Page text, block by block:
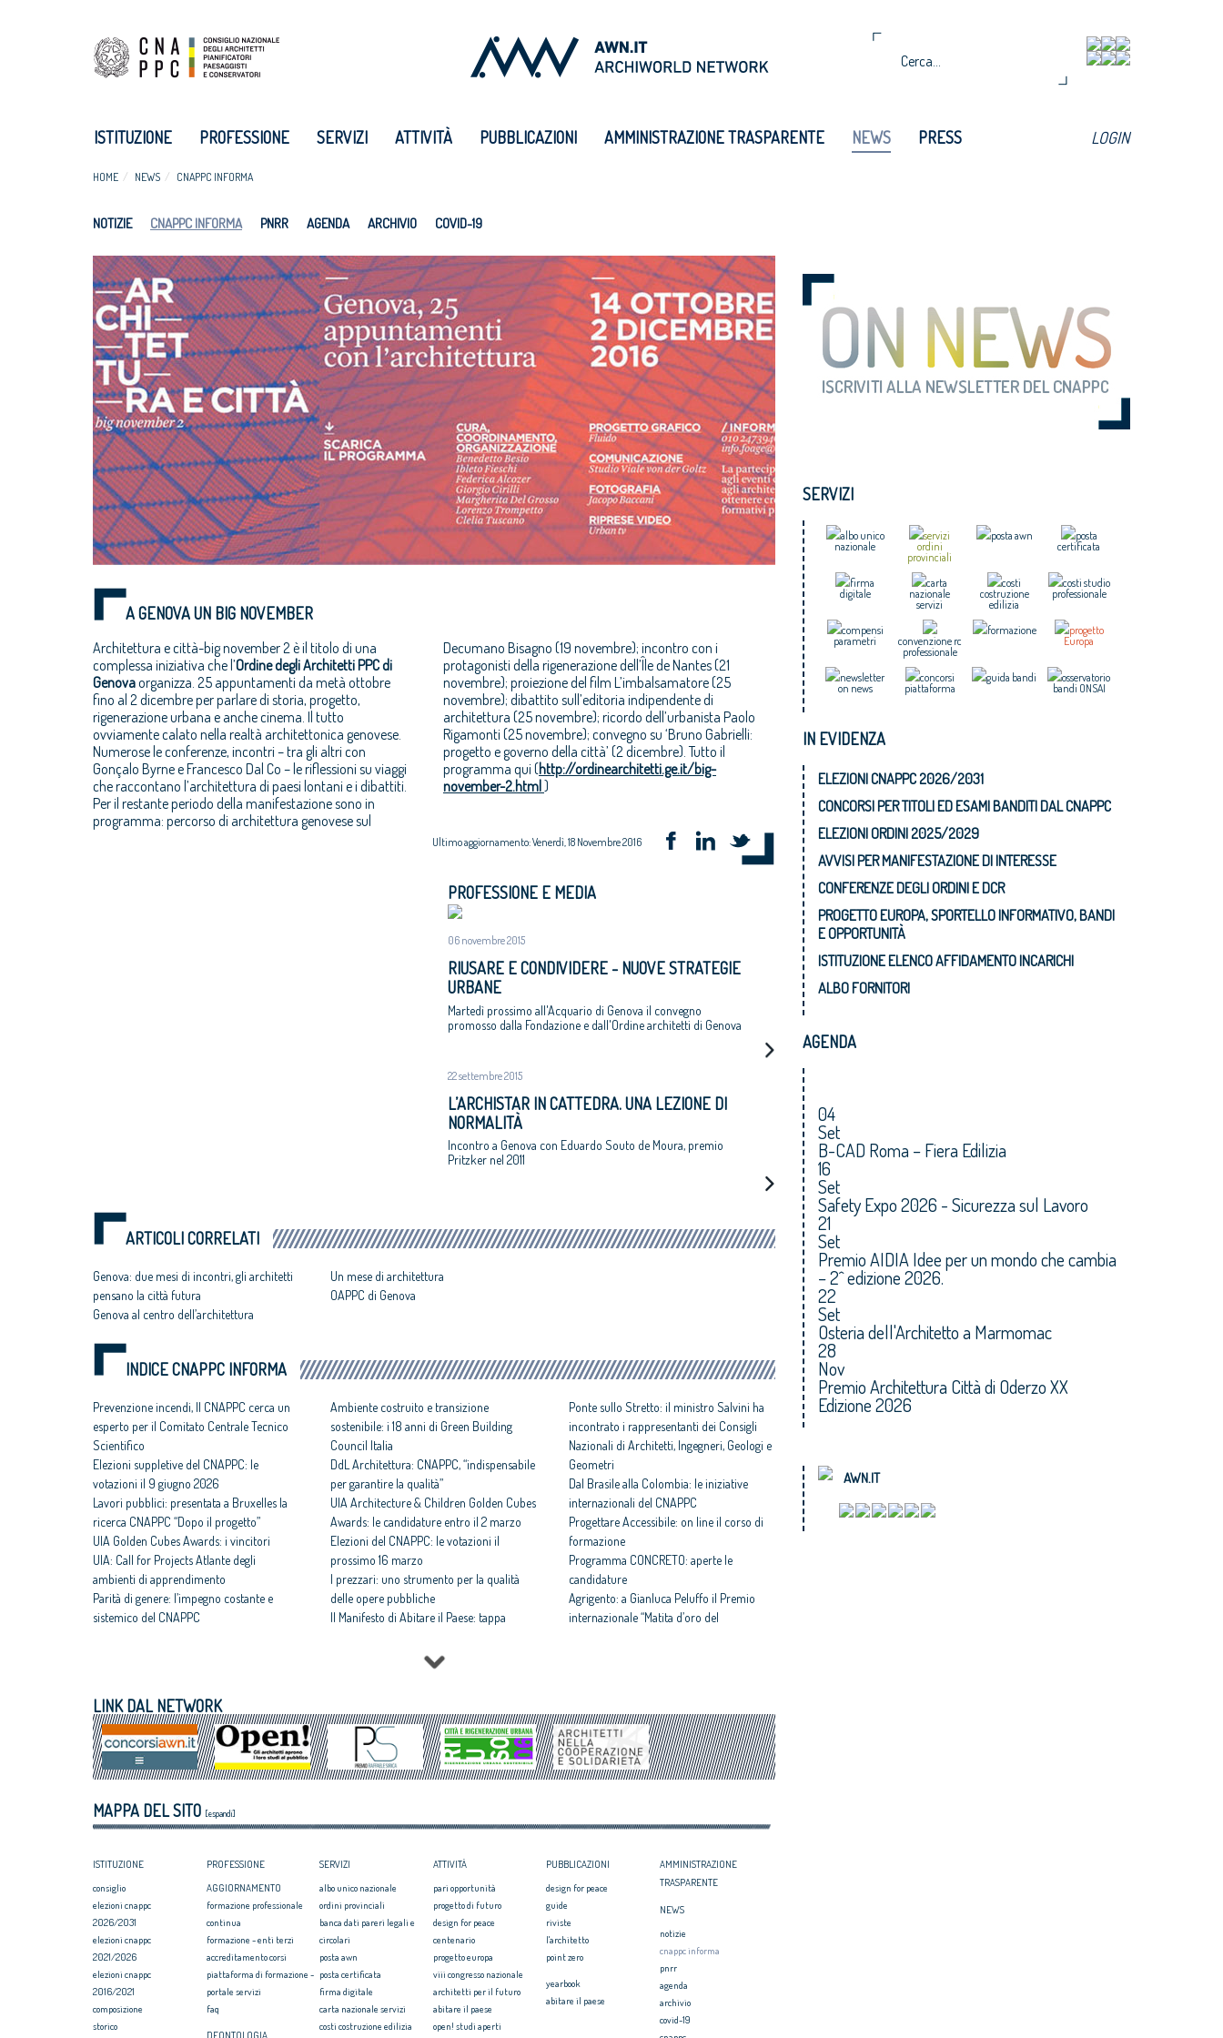
ISTITUZIONE PROFESSIONE SERVIZI ATTIVITÀ PUBBLICAZIONI AMMINISTRAZIONE TRASPARENTE NEWS PRESS LOGIN
HOME NEWS CNAPPC INFORMA
NOTIZIE CNAPPC INFORMA PNRR AGENDA ARCHIVIO COVID-19
A GENOVA UN BIG NOVEMBER
Architettura e città-big november 2 è il titolo di una
complessa iniziativa che l’Ordine degli Architetti PPC di
Genovaorganizza. 25 appuntamenti da metà ottobre
fino al 2 dicembre per parlare di storia, progetto,
rigenerazione urbana e anche cinema. Il tutto
ovviamente calato nella realtà architettonica genovese.
Numerose le conferenze, incontri – tra gli altri con
Gonçalo Byrne e Francesco Dal Co – le riflessioni su viaggi
che raccontano l’architettura di paesi lontani e i dibattiti.
Per il restante periodo della manifestazione sono in
programma: percorso di architettura genovese sul
Decumano Bisagno (19 novembre); incontro con i
protagonisti della rigenerazione dell’Île de Nantes (21
novembre); proiezione del film L’imbalsamatore (25
novembre); dibattito sull’editoria indipendente di
architettura (25 novembre); ricordo dell’urbanista Paolo
Rigamonti (25 novembre); convegno su ‘Bruno Gabrielli:
progetto e governo della città’ (2 dicembre). Tutto il
programma qui (http://ordinearchitetti.ge.it/big-
november-2.html)
Ultimo aggiornamento: Venerdì, 18 Novembre 2016
PROFESSIONE E MEDIA
06 novembre 2015
RIUSARE E CONDIVIDERE - NUOVE STRATEGIE
URBANE
Martedì prossimo all'Acquario di Genova il convegno
promosso dalla Fondazione e dall'Ordine architetti di Genova
22 settembre 2015
L’ARCHISTAR IN CATTEDRA. UNA LEZIONE DI
NORMALITÀ
Incontro a Genova con Eduardo Souto de Moura, premio
Pritzker nel 2011
ARTICOLI CORRELATI
Genova: due mesi di incontri, gli architetti
pensano la città futura
Genova al centro dell’architettura
Un mese di architettura
OAPPC di Genova
INDICE CNAPPC INFORMA
Prevenzione incendi, Il CNAPPC cerca un
esperto per il Comitato Centrale Tecnico
Scientifico
Elezioni suppletive del CNAPPC: le
votazioni il 9 giugno 2026
Lavori pubblici: presentata a Bruxelles la
ricerca CNAPPC “Dopo il progetto”
UIA Golden Cubes Awards: i vincitori
UIA: Call for Projects Atlante degli
ambienti di apprendimento
Parità di genere: l’impegno costante e
sistemico del CNAPPC
Giornata della Libera Professione:
l’intervento del CNAPPC
Concorsi di progettazione: concluso il
corso per Coordinatori di Concorsi di
Ambiente costruito e transizione
sostenibile: i 18 anni di Green Building
Council Italia
DdL Architettura: CNAPPC, “indispensabile
per garantire la qualità”
UIA Architecture & Children Golden Cubes
Awards: le candidature entro il 2 marzo
Elezioni del CNAPPC: le votazioni il
prossimo 16 marzo
I prezzari: uno strumento per la qualità
delle opere pubbliche
Il Manifesto di Abitare il Paese: tappa
Sisma, dissesto idrogeologico, calamità: è
Premio Raffele Sirica 2025: il CNAPPC e le
politiche a favore dei giovani professionisti
Abitare il Paese. La cultura della domanda:
il focus dell’ottava edizione
d’Europa
Ponte sullo Stretto: il ministro Salvini ha
incontrato i rappresentanti dei Consigli
Nazionali di Architetti, Ingegneri, Geologi e
Geometri
Dal Brasile alla Colombia: le iniziative
internazionali del CNAPPC
Progettare Accessibile: on line il corso di
formazione
Programma CONCRETO: aperte le
candidature
Agrigento: a Gianluca Peluffo il Premio
internazionale “Matita d’oro del
alla Conferenza internazionale organizzata
dall’Ordine degli Architetti del Portogallo e
dal CAE
Abitare il Paese: al via l’VIII edizione
Premio UIA 2030: candidature entro il 29
LINK DAL NETWORK
MAPPA DEL SITO [espandi]
ISTITUZIONE
consiglio
elezioni cnappc
2026/2031
elezioni cnappc
2021/2026
elezioni cnappc
2016/2021
composizione
storico
PROFESSIONE
AGGIORNAMENTO
formazione professionale
continua
formazione - enti terzi
accreditamento corsi
piattaforma di formazione -
portale servizi
faq
DEONTOLOGIA
SERVIZI
albo unico nazionale
ordini provinciali
banca dati pareri legali e
circolari
posta awn
posta certificata
firma digitale
carta nazionale servizi
costi costruzione edilizia
ATTIVITÀ
pari opportunità
progetto di futuro
design for peace
centenario
progetto europa
viii congresso nazionale
architetti per il futuro
abitare il paese
open! studi aperti
PUBBLICAZIONI
design for peace
guide
riviste
l'architetto
point zero
yearbook
abitare il paese
AMMINISTRAZIONE
TRASPARENTE
NEWS
notizie
cnappc informa
pnrr
agenda
archivio
covid-19
SERVIZI
albo unico
nazionale
servizi
ordini
provinciali
posta awn
posta
certificata
firma
digitale
carta
nazionale
servizi
costi
costruzione
edilizia
costi studio
professionale
compensi
parametri
convenzione rc
professionale
formazione
progetto
Europa
newsletter
on news
concorsi
piattaforma
guida bandi
osservatorio
bandi ONSAI
IN EVIDENZA
ELEZIONI CNAPPC 2026/2031
CONCORSI PER TITOLI ED ESAMI BANDITI DAL CNAPPC
ELEZIONI ORDINI 2025/2029
AVVISI PER MANIFESTAZIONE DI INTERESSE
CONFERENZE DEGLI ORDINI E DCR
PROGETTO EUROPA, SPORTELLO INFORMATIVO, BANDI
E OPPORTUNITÀ
ISTITUZIONE ELENCO AFFIDAMENTO INCARICHI
ALBO FORNITORI
AGENDA
04
Set
B-CAD Roma – Fiera Edilizia
16
Set
Safety Expo 2026 - Sicurezza sul Lavoro
21
Set
Premio AIDIA Idee per un mondo che cambia
– 2^ edizione 2026.
22
Set
Osteria dell'Architetto a Marmomac
28
Nov
Premio Architettura Città di Oderzo XX
Edizione 2026
AWN.IT